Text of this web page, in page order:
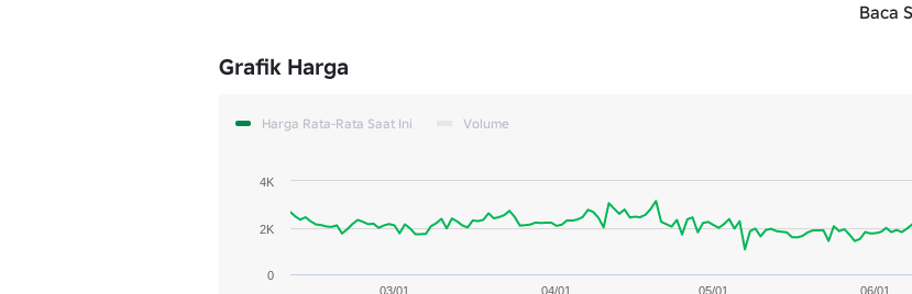
Anda
Baca
Grafik Harga
Harga Rata-Rata Saat Ini Volume
03/01 04/01 05/01 06/01
0
2K
4K